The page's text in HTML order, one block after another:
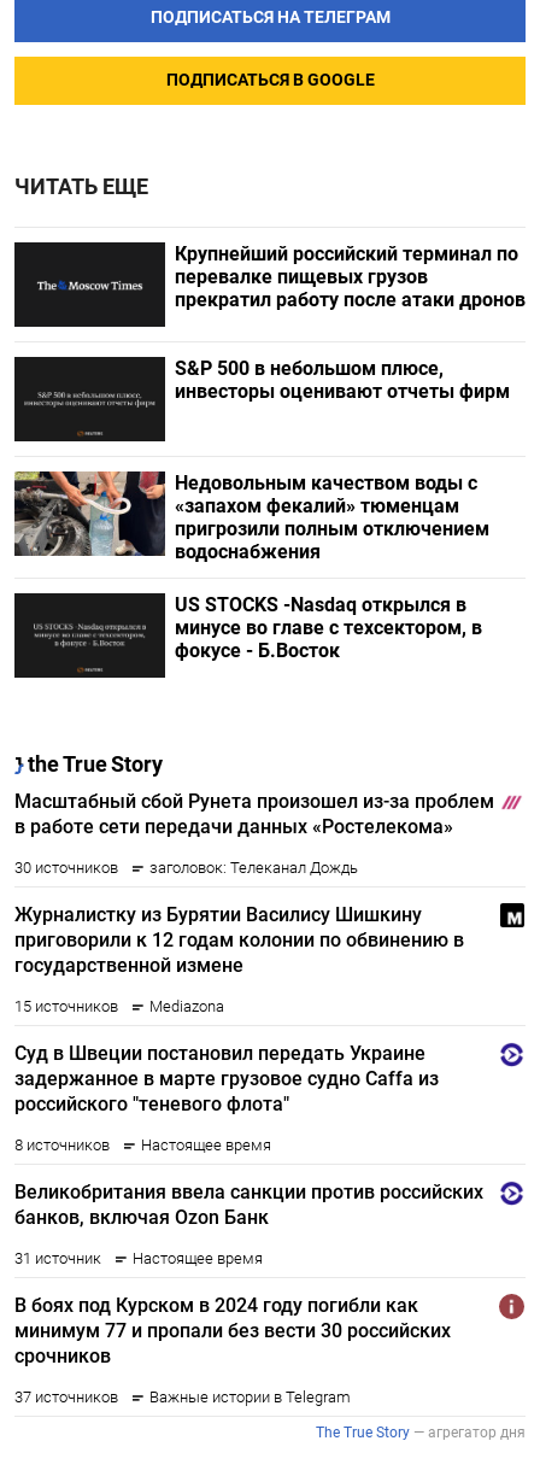
ПОДПИСАТЬСЯ НА ТЕЛЕГРАМ
ПОДПИСАТЬСЯ В GOOGLE
ЧИТАТЬ ЕЩЕ
Крупнейший российский терминал по
перевалке пищевых грузов
прекратил работу после атаки дронов
S&P 500 в небольшом плюсе,
инвесторы оценивают отчеты фирм
Недовольным качеством воды с
«запахом фекалий» тюменцам
пригрозили полным отключением
водоснабжения
US STOCKS -Nasdaq открылся в
минусе во главе с техсектором, в
фокусе - Б.Восток